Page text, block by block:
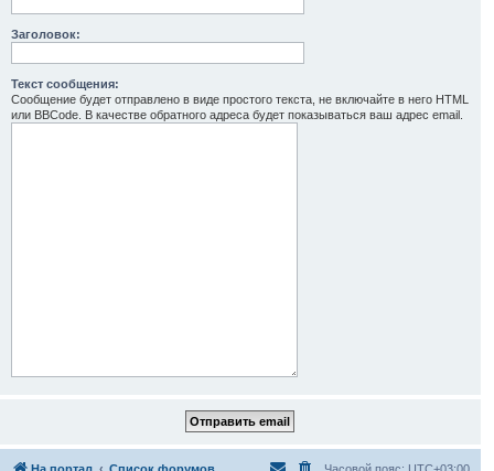
Заголовок:
Текст сообщения:
Сообщение будет отправлено в виде простого текста, не включайте в него HTML
или BBCode. В качестве обратного адреса будет показываться ваш адрес email.